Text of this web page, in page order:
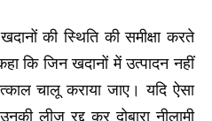
की स्थिति की समीक्षा करते
कि जिन खदानों में उत्पादन नहीं
चालू कराया जाए। यदि ऐसा
लीज रद्द कर दोबारा नीलामी